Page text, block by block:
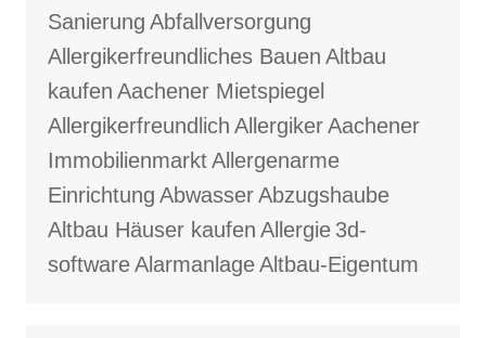
Sanierung Abfallversorgung
Allergikerfreundliches Bauen Altbau
kaufen Aachener Mietspiegel
Allergikerfreundlich AllergikerAachener
ImmobilienmarktAllergenarme
Einrichtung AbwasserAbzugshaube
Altbau Häuser kaufen Allergie 3d-
softwareAlarmanlageAltbau-Eigentum